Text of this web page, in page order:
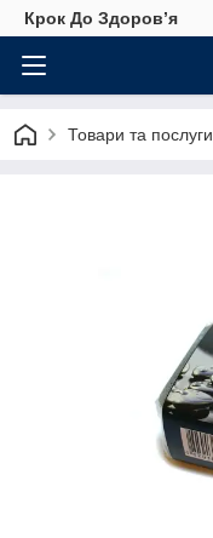
Крок До Здоровʼя
Товари та послуги